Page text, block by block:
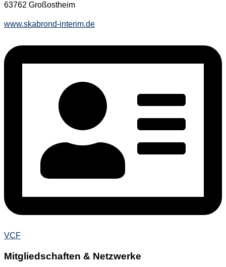
63762 Großostheim
www.skabrond-interim.de
VCF
Mitgliedschaften & Netzwerke